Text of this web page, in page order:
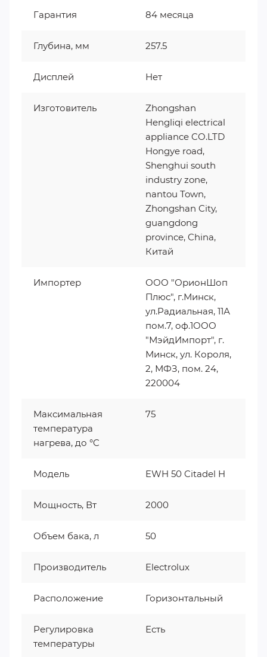
Гарантия 84 месяца
Глубина, мм 257.5
Дисплей Нет
Изготовитель
Zhongshan
Hengliqi electrical
appliance CO.LTD
Hongye road,
Shenghui south
industry zone,
nantou Town,
Zhongshan City,
guangdong
province, China,
Китай
Импортер
ООО "ОрионШоп
Плюс", г.Минск,
ул.Радиальная, 11А
пом.7, оф.1ООО
"МэйдИмпорт", г.
Минск, ул. Короля,
2, МФЗ, пом. 24,
220004
Максимальная
температура
нагрева, до °C
75
Модель EWH 50 Citadel H
Мощность, Вт 2000
Объем бака, л 50
Производитель Electrolux
Расположение Горизонтальный
Регулировка
температуры
Есть